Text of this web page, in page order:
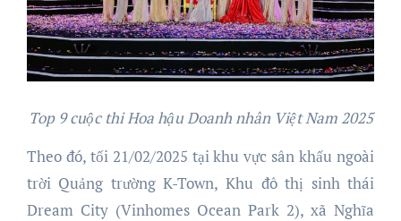
Top 9 cuộc thi Hoa hậu Doanh nhân Việt Nam 2025
Theo đó, tối 21/02/2025 tại khu vực sân khấu ngoài
trời Quảng trường K-Town, Khu đô thị sinh thái
Dream City (Vinhomes Ocean Park 2), xã Nghĩa